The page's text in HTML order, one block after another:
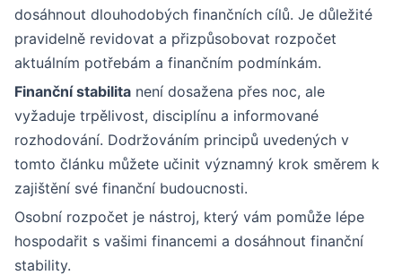
dosáhnout dlouhodobých finančních cílů. Je důležité
pravidelně revidovat a přizpůsobovat rozpočet
aktuálním potřebám a finančním podmínkám.
Finanční stabilita není dosažena přes noc, ale
vyžaduje trpělivost, disciplínu a informované
rozhodování. Dodržováním principů uvedených v
tomto článku můžete učinit významný krok směrem k
zajištění své finanční budoucnosti.
Osobní rozpočet je nástroj, který vám pomůže lépe
hospodařit s vašimi financemi a dosáhnout finanční
stability.